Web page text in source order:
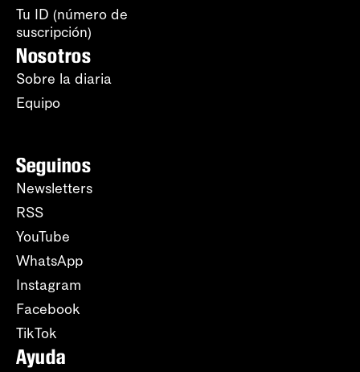
Tu ID (número de
suscripción)
Nosotros
Sobre la diaria
Equipo
Seguinos
Newsletters
RSS
YouTube
WhatsApp
Instagram
Facebook
TikTok
Ayuda